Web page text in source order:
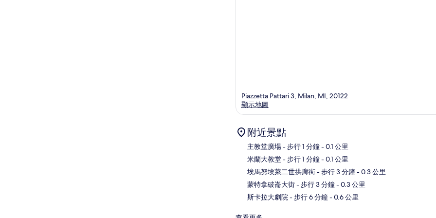
Piazzetta Pattari 3, Milan, MI, 20122
顯示地圖
附近景點
主教堂廣場- 步行 1 分鐘- 0.1 公里
米蘭大教堂- 步行 1 分鐘- 0.1 公里
埃馬努埃萊二世拱廊街- 步行 3 分鐘- 0.3 公里
蒙特拿破崙大街- 步行 3 分鐘- 0.3 公里
斯卡拉大劇院 - 步行 6 分鐘- 0.6 公里